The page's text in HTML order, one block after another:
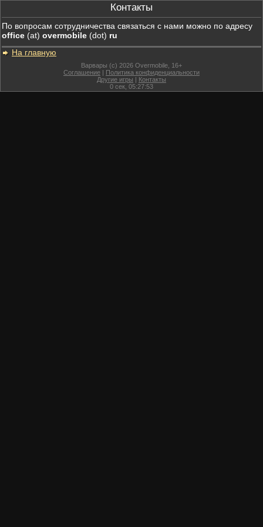
Контакты
По вопросам сотрудничества связаться с нами можно по адресу
office (at) overmobile (dot) ru
На главную
Варвары (c) 2026 Overmobile, 16+
Соглашение | Политика конфиденциальности
Другие игры | Контакты
0 сек, 05:27:53